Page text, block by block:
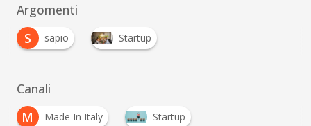
Argomenti
S
sapio Startup
Canali
M
Made In Italy Startup